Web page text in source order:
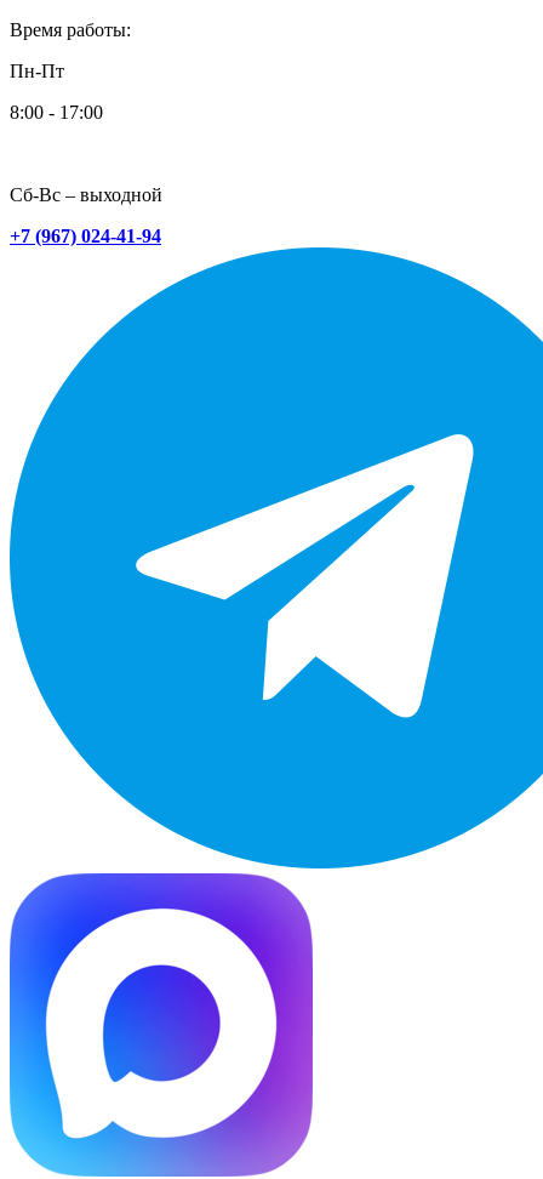
Время работы:
Пн-Пт
8:00 - 17:00
Сб-Вс – выходной
+7 (967) 024-41-94